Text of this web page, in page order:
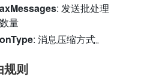
: 发送批处理
量
: 消息压缩方式。
规则